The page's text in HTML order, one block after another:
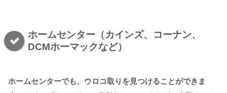
ホームセンター（カインズ、コーナン、
DCMホーマックなど）
ホームセンターでも、ウロコ取りを見つけることができま